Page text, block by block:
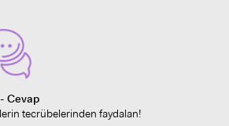
Cevap
tecrübelerinden faydalan!